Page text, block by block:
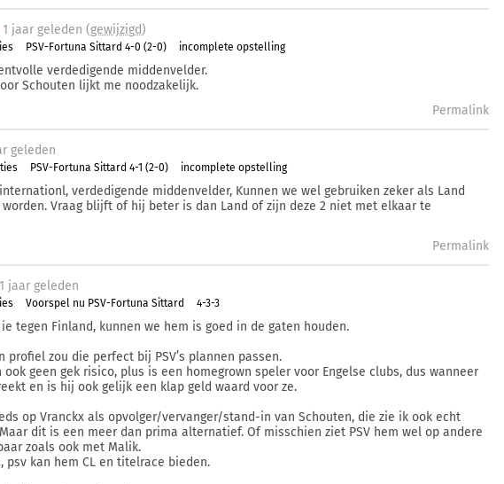
1 jaar geleden (gewijzigd)
PSV-Fortuna Sittard 4-0 (2-0) incomplete opstelling
verdedigende middenvelder.
Schouten lijkt me noodzakelijk.
Permalink
geleden
PSV-Fortuna Sittard 4-1 (2-0) incomplete opstelling
verdedigende middenvelder, Kunnen we wel gebruiken zeker als Land
Vraag blijft of hij beter is dan Land of zijn deze 2 niet met elkaar te
Permalink
1 jaar geleden
Voorspel nu PSV-Fortuna Sittard 4-3-3
tegen Finland, kunnen we hem is goed in de gaten houden.
profiel zou die perfect bij PSV’s plannen passen.
ook geen gek risico, plus is een homegrown speler voor Engelse clubs, dus wanneer
en is hij ook gelijk een klap geld waard voor ze.
op Vranckx als opvolger/vervanger/stand-in van Schouten, die zie ik ook echt
dit is een meer dan prima alternatief. Of misschien ziet PSV hem wel op andere
zoals ook met Malik.
psv kan hem CL en titelrace bieden.